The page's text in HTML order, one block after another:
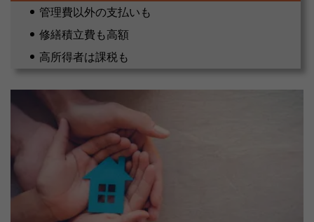
管理費以外の支払いも
修繕積立費も高額
高所得者は課税も